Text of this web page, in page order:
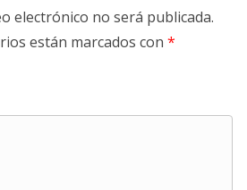
electrónico no será publicada.
están marcados con *